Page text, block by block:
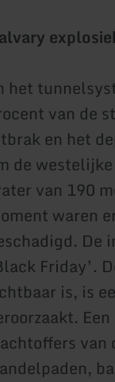
het
van de
en het
de
van 190
waren
De
Friday’.
is, is
van